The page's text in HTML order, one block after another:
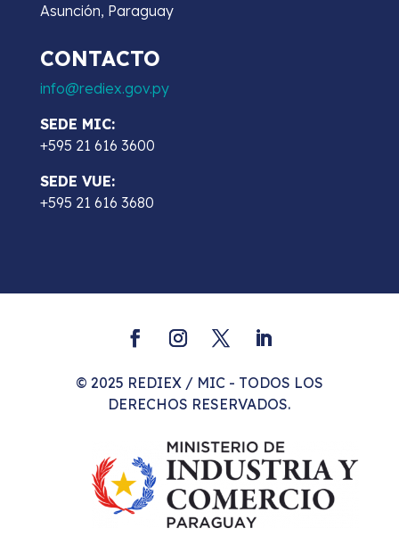
Asunción, Paraguay
CONTACTO
info@rediex.gov.py
SEDE MIC:
+595 21 616 3600
SEDE VUE:
+595 21 616 3680
© 2025 REDIEX / MIC - TODOS LOS
DERECHOS RESERVADOS.